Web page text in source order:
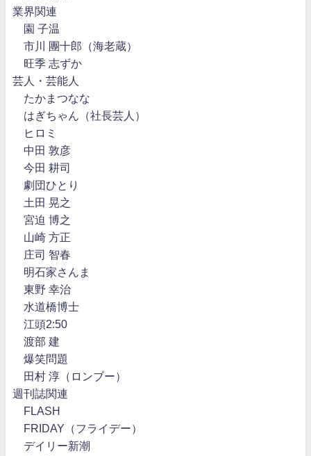
業界関連
園 子温
市川 團十郎（海老蔵）
旺季 志ずか
芸人・芸能人
たかまつなな
はぎちゃん（社長芸人）
ヒロミ
中田 敦彦
今田 耕司
劇団ひとり
土田 晃之
宮迫 博之
山崎 方正
庄司 智春
明石家さんま
東野 幸治
水道橋博士
江頭2:50
渡部 建
爆笑問題
田村 淳（ロンブー）
週刊誌関連
FLASH
FRIDAY（フライデー）
デイリー新潮